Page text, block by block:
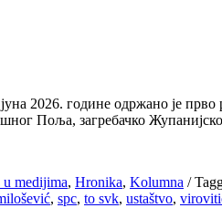
2026. године одржано је
Поља, загребачко
medijima, Hronika, Kolumna /
, spc, to svk, ustaštvo,